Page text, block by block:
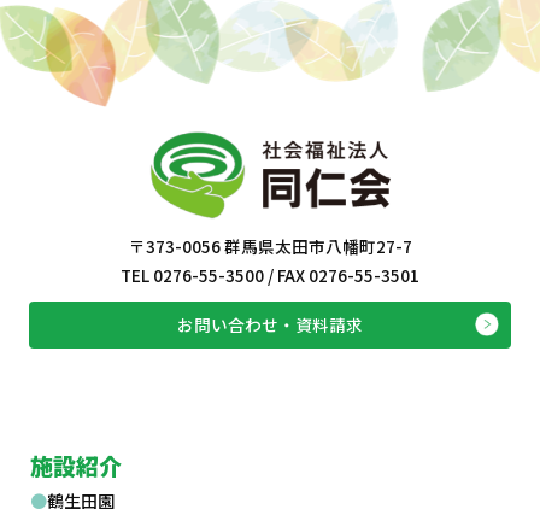
〒373-0056 群馬県太田市八幡町27-7
TEL 0276-55-3500 / FAX 0276-55-3501
お問い合わせ・資料請求
施設紹介
鶴生田園